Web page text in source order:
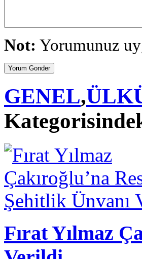
Not: Yorumunuz
GENEL,
Fırat Yılmaz